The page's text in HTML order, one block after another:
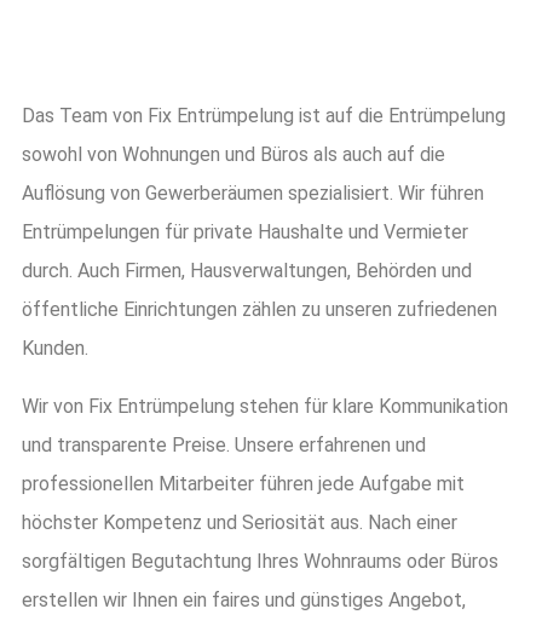
Das Team von Fix Entrümpelung ist auf die Entrümpelung
sowohl von Wohnungen und Büros als auch auf die
Auflösung von Gewerberäumen spezialisiert. Wir führen
Entrümpelungen für private Haushalte und Vermieter
durch. Auch Firmen, Hausverwaltungen, Behörden und
öffentliche Einrichtungen zählen zu unseren zufriedenen
Kunden.
Wir von Fix Entrümpelung stehen für klare Kommunikation
und transparente Preise. Unsere erfahrenen und
professionellen Mitarbeiter führen jede Aufgabe mit
höchster Kompetenz und Seriosität aus. Nach einer
sorgfältigen Begutachtung Ihres Wohnraums oder Büros
erstellen wir Ihnen ein faires und günstiges Angebot,